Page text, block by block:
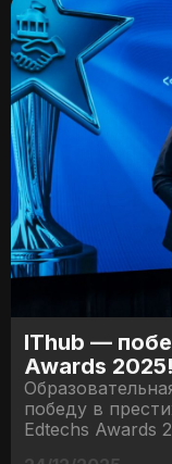
IThub —
Awards 2025!
победу в
Edtechs Awards